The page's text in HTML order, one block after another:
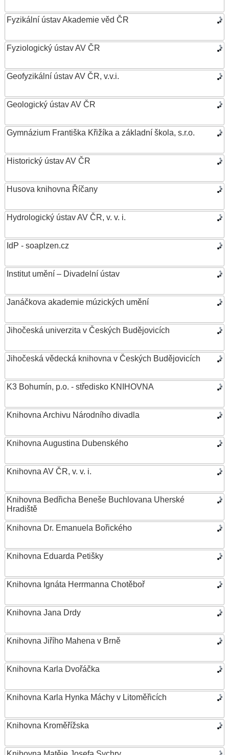
Fyzikální ústav Akademie věd ČR
Fyziologický ústav AV ČR
Geofyzikální ústav AV ČR, v.v.i.
Geologický ústav AV ČR
Gymnázium Františka Křižíka a základní škola, s.r.o.
Historický ústav AV ČR
Husova knihovna Říčany
Hydrologický ústav AV ČR, v. v. i.
IdP - soaplzen.cz
Institut umění – Divadelní ústav
Janáčkova akademie múzických umění
Jihočeská univerzita v Českých Budějovicích
Jihočeská vědecká knihovna v Českých Budějovicích
K3 Bohumín, p.o. - středisko KNIHOVNA
Knihovna Archivu Národního divadla
Knihovna Augustina Dubenského
Knihovna AV ČR, v. v. i.
Knihovna Bedřicha Beneše Buchlovana Uherské
Hradiště
Knihovna Dr. Emanuela Bořického
Knihovna Eduarda Petišky
Knihovna Ignáta Herrmanna Chotěboř
Knihovna Jana Drdy
Knihovna Jiřího Mahena v Brně
Knihovna Karla Dvořáčka
Knihovna Karla Hynka Máchy v Litoměřicích
Knihovna Kroměřížska